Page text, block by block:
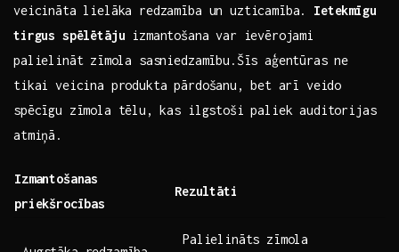
veicināta lielāka redzamība un uzticamība. Ietekmīgu‌
tirgus spēlētāju izmantošana ⁣var ievērojami
palielināt⁢ zīmola sasniedzamību.Šīs aģentūras ne
tikai‌ veicina produkta pārdošanu, ⁢bet ⁣arī ‍veido
spēcīgu zīmola tēlu, ⁣kas ilgstoši ‍paliek auditorijas
atmiņā. ‌
Izmantošanas
priekšrocības
Rezultāti
Palielināts zīmola⁢